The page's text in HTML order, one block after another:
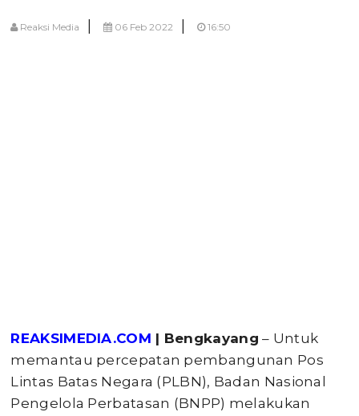
Reaksi Media | 06 Feb 2022 | 16:50
REAKSIMEDIA.COM | Bengkayang – Untuk
memantau percepatan pembangunan Pos
Lintas Batas Negara (PLBN), Badan Nasional
Pengelola Perbatasan (BNPP) melakukan